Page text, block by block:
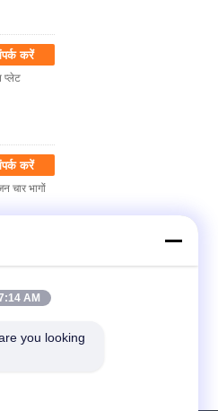
करें
प्लेट
करें
चार भागों
AM
you looking